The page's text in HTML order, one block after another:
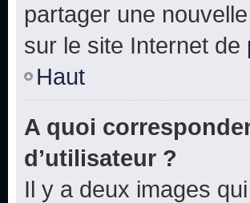
partager une
sur le site Internet de
Haut
A quoi
d’utilisateur ?
Il y a deux images